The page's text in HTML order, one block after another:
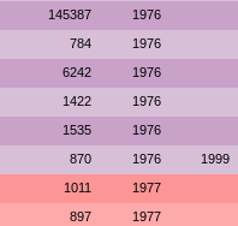
145387 1976
784 1976
6242 1976
1422 1976
1535 1976
870 1976 1999
1011 1977
897 1977